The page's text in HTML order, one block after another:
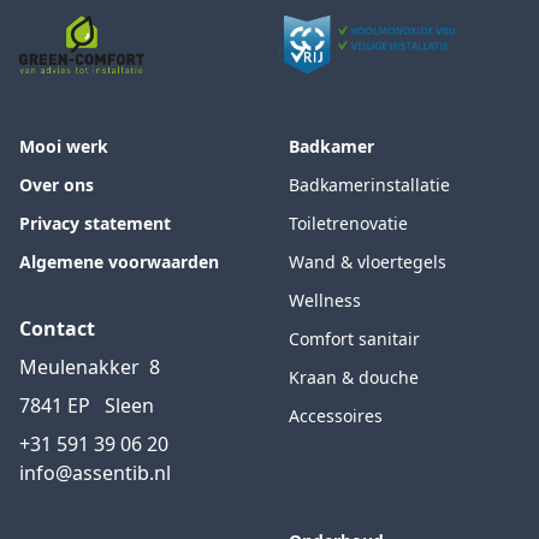
Mooi werk
Over ons
Privacy statement
Algemene voorwaarden
Contact
Meulenakker 8
7841 EP Sleen
+31 591 39 06 20
info@assentib.nl
Badkamer
Badkamerinstallatie
Toiletrenovatie
Wand & vloertegels
Wellness
Comfort sanitair
Kraan & douche
Accessoires